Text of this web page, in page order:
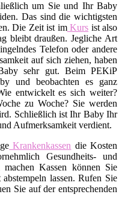
um Sie und Ihr Baby
Das sind die wichtigsten
Die Zeit ist imKurs ist also
bleibt draußen. Jegliche Art
Telefon oder andere
auf sich ziehen, haben
sehr gut. Beim PEKiP
und beobachten es ganz
entwickelt es sich weiter?
zu Woche? Sie werden
Schließlich ist Ihr Baby Ihr
Aufmerksamkeit verdient.
Krankenkassen die Kosten
Gesundheits- und
machen Kassen können Sie
lassen. Rufen Sie
Sie auf der entsprechenden